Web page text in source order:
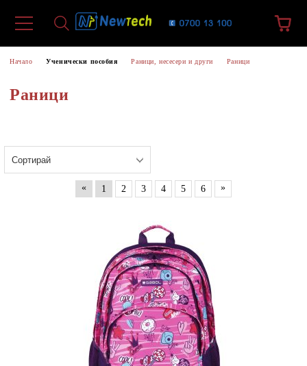
Начало Ученически пособия Раници, несесери и други Раници
Раници
« 1 2 3 4 5 6 »